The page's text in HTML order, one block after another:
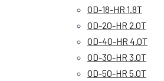
OD-18-HR 1.8T
OD-20-HR 2.0T
OD-40-HR 4.0T
OD-30-HR 3.0T
OD-50-HR 5.0T